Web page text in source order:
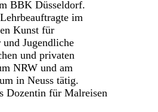
BBK Düsseldorf.
im
Kunst für
Jugendliche
und privaten
NRW und am
in Neuss tätig.
Dozentin für Malreisen